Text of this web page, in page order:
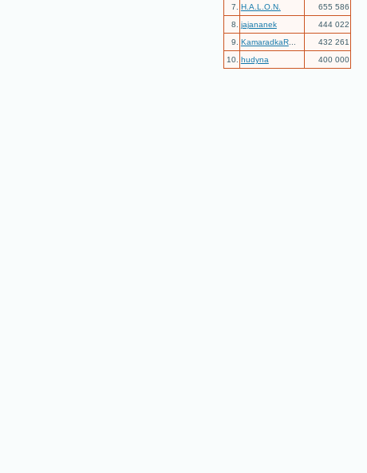
7.
H.A.L.O.N.
655 586
8.
jajananek
444 022
9.
KamaradkaR...
432 261
10. hudyna 400 000